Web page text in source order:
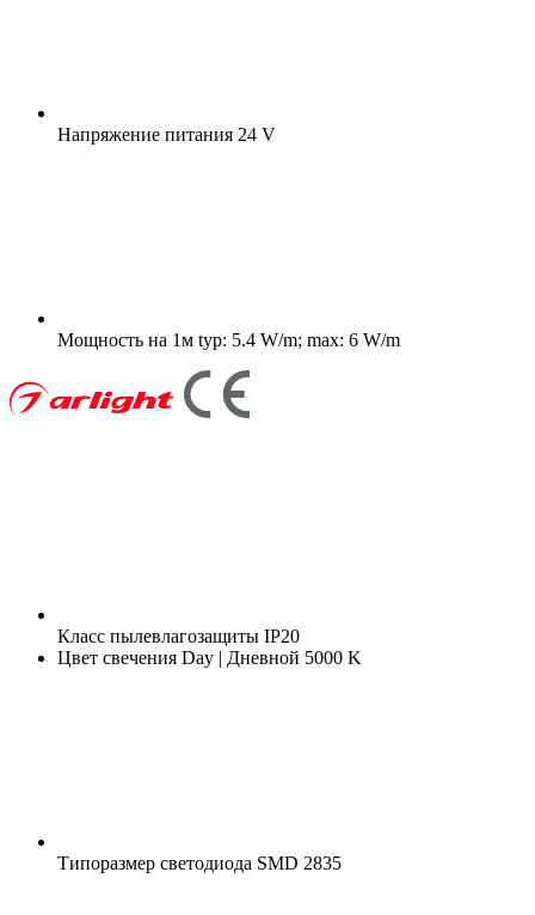
Напряжение питания 24 V
Мощность на 1м typ: 5.4 W/m; max: 6 W/m
Класс пылевлагозащиты IP20
Цвет свечения Day | Дневной 5000 K
Типоразмер светодиода SMD 2835